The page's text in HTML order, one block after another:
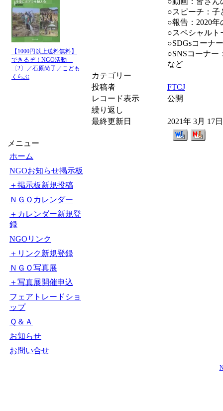
【1000円以上送料無料】
できるぞ！NGO活動
〔2〕／石原尚子／こども
くらぶ
メニュー
ホーム
NGOお知らせ掲示板
＋掲示板新規投稿
ＮＧＯカレンダー
＋カレンダー新規登
録
NGOリンク
＋リンク新規登録
ＮＧＯ写真展
＋写真展開催申込
フェアトレードショ
ップ
Ｑ＆Ａ
お知らせ
お問い合せ
○スピーチ：子
○報告：2020
○スペシャルト
○SDGsコーナ
○SNSコーナー
など
カテゴリー
投稿者
FTCJ
レコード表示
公開
繰り返し
最終更新日
2021年 3月 17